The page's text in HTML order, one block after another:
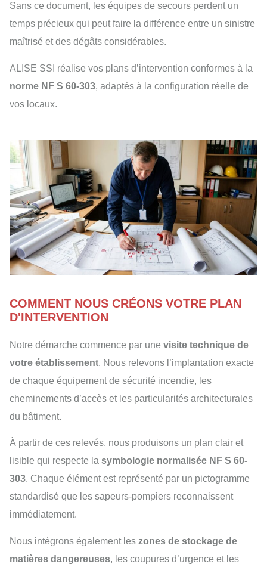
Sans ce document, les équipes de secours perdent un
temps précieux qui peut faire la différence entre un sinistre
maîtrisé et des dégâts considérables.
ALISE SSI réalise vos plans d’intervention conformes à la
norme NF S 60-303, adaptés à la configuration réelle de
vos locaux.
COMMENT NOUS CRÉONS VOTRE PLAN
D'INTERVENTION
Notre démarche commence par une visite technique de
votre établissement. Nous relevons l’implantation exacte
de chaque équipement de sécurité incendie, les
cheminements d’accès et les particularités architecturales
du bâtiment.
À partir de ces relevés, nous produisons un plan clair et
lisible qui respecte la symbologie normalisée NF S 60-
303. Chaque élément est représenté par un pictogramme
standardisé que les sapeurs-pompiers reconnaissent
immédiatement.
Nous intégrons également les zones de stockage de
matières dangereuses, les coupures d’urgence et les